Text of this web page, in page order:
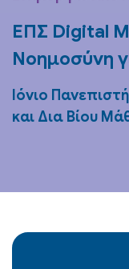
ΕΠΣ Digital
Νοημοσύνη
Ιόνιο
και Δια Βίου